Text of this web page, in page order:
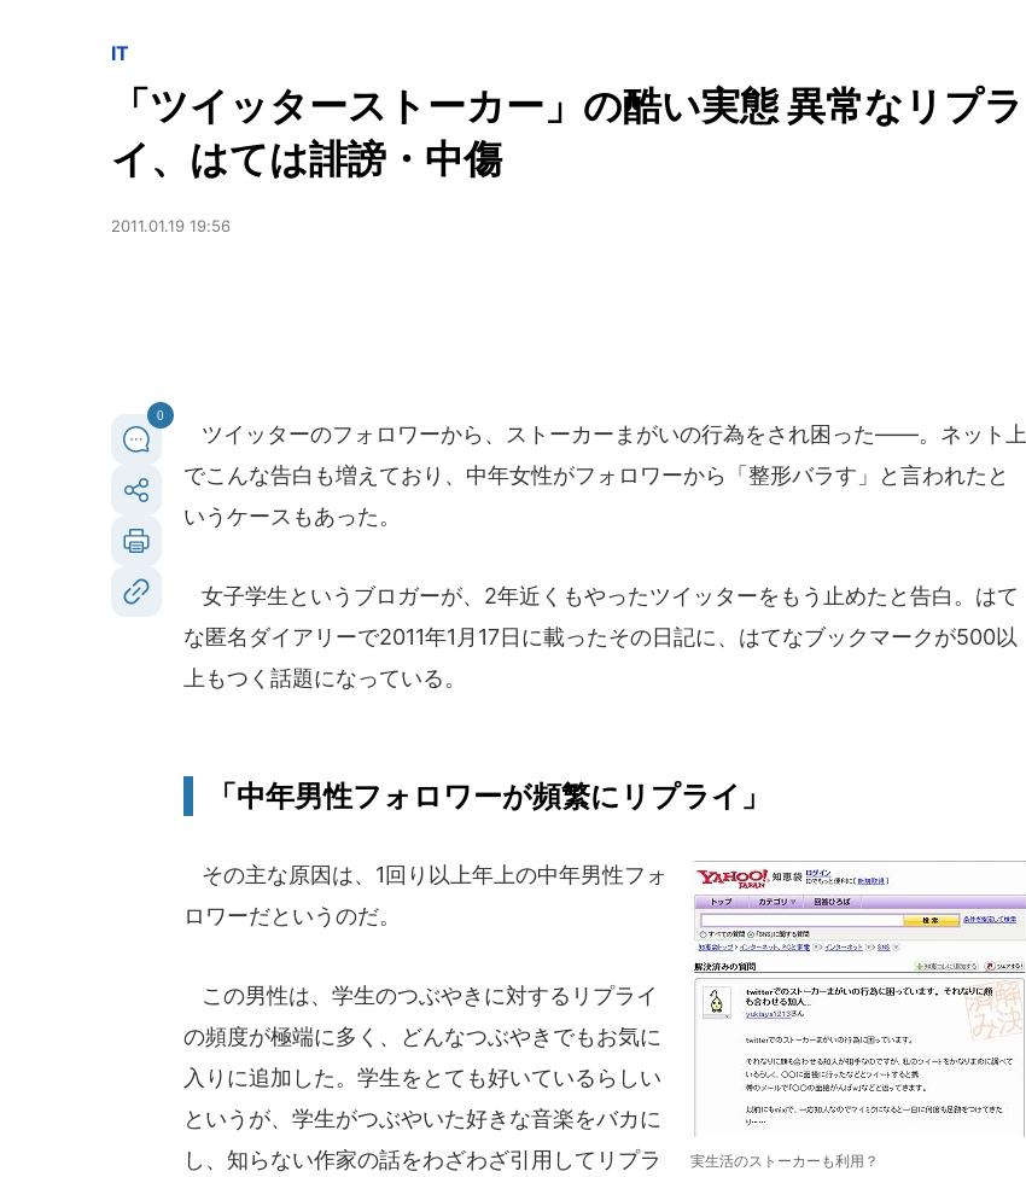
IT
「ツイッターストーカー」の酷い実態 異常なリプラ
イ、はては誹謗・中傷
2011.01.19 19:56
0
ツイッターのフォロワーから、ストーカーまがいの行為をされ困った――。ネット上
でこんな告白も増えており、中年女性がフォロワーから「整形バラす」と言われたと
いうケースもあった。
女子学生というブロガーが、2年近くもやったツイッターをもう止めたと告白。はて
な匿名ダイアリーで2011年1月17日に載ったその日記に、はてなブックマークが500以
上もつく話題になっている。
「中年男性フォロワーが頻繁にリプライ」
実生活のストーカーも利用？
その主な原因は、1回り以上年上の中年男性フォ
ロワーだというのだ。
この男性は、学生のつぶやきに対するリプライ
の頻度が極端に多く、どんなつぶやきでもお気に
入りに追加した。学生をとても好いているらしい
というが、学生がつぶやいた好きな音楽をバカに
し、知らない作家の話をわざわざ引用してリプラ